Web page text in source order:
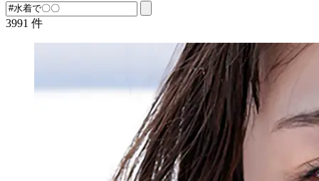
3991 件